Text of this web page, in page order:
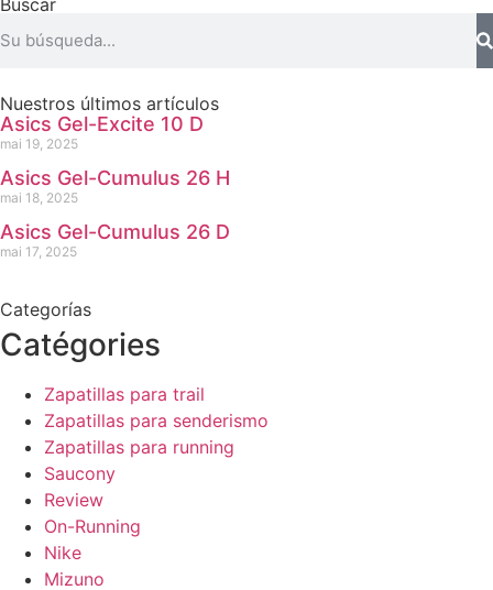
Nuestros últimos artículos
Asics Gel-Excite 10 D
mai 19, 2025
Asics Gel-Cumulus 26 H
mai 18, 2025
Asics Gel-Cumulus 26 D
mai 17, 2025
Categorías
Catégories
Zapatillas para trail
Zapatillas para senderismo
Zapatillas para running
Saucony
Review
On-Running
Nike
Mizuno